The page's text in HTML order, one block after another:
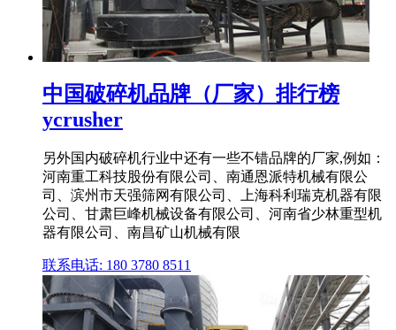
中国破碎机品牌（厂家）排行榜
ycrusher
另外国内破碎机行业中还有一些不错品牌的厂家,例如：
河南重工科技股份有限公司、南通恩派特机械有限公
司、滨州市天强筛网有限公司、上海科利瑞克机器有限
公司、甘肃巨峰机械设备有限公司、河南省少林重型机
器有限公司、南昌矿山机械有限
联系电话: 180 3780 8511